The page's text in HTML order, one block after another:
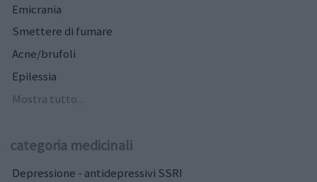
Emicrania
Smettere di fumare
Acne/brufoli
Epilessia
Mostra tutto...
categoria medicinali
Depressione - antidepressivi SSRI